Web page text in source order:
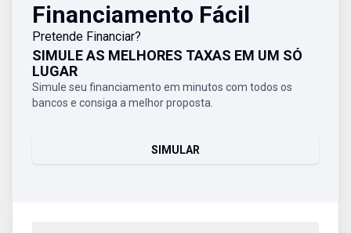
Financiamento Fácil
Pretende Financiar?
SIMULE AS MELHORES TAXAS EM UM SÓ
LUGAR
Simule seu financiamento em minutos com todos os
bancos e consiga a melhor proposta.
SIMULAR